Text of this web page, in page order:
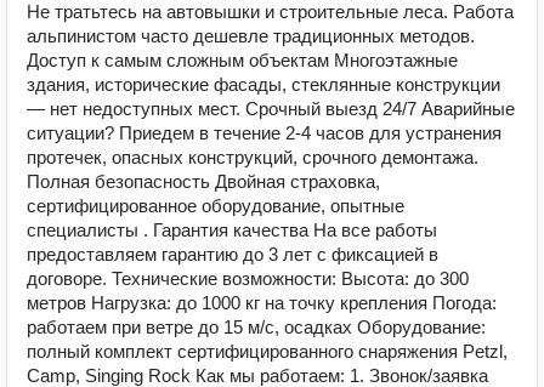
Не тратьтесь на автовышки и строительные леса. Работа
альпинистом часто дешевле традиционных методов.
Доступ к самым сложным объектам Многоэтажные
здания, исторические фасады, стеклянные конструкции
— нет недоступных мест. Срочный выезд 24/7 Аварийные
ситуации? Приедем в течение 2-4 часов для устранения
протечек, опасных конструкций, срочного демонтажа.
Полная безопасность Двойная страховка,
сертифицированное оборудование, опытные
специалисты . Гарантия качества На все работы
предоставляем гарантию до 3 лет с фиксацией в
договоре. Технические возможности: Высота: до 300
метров Нагрузка: до 1000 кг на точку крепления Погода:
работаем при ветре до 15 м/с, осадках Оборудование:
полный комплект сертифицированного снаряжения Petzl,
Camp, Singing Rock Как мы работаем: 1. Звонок/заявка